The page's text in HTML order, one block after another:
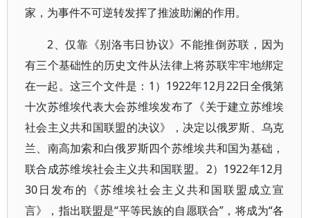
家，为事件不可逆转发挥了推波助澜的作用。
2、仅靠《别洛韦日协议》不能推倒苏联，因为
有三个基础性的历史文件从法律上将苏联牢牢地绑定
在一起。这三个文件是：1）1922年12月22日全俄第
十次苏维埃代表大会苏维埃发布了《关于建立苏维埃
社会主义共和国联盟的决议》，决定以俄罗斯、乌克
兰、南高加索和白俄罗斯四个苏维埃共和国为基础，
联合成苏维埃社会主义共和国联盟。2）1922年12月
30日发布的《苏维埃社会主义共和国联盟成立宣
言》，指出联盟是“平等民族的自愿联合”，将成为“各